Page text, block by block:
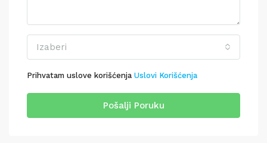
Izaberi
Prihvatam uslove korišćenja Uslovi Korišćenja
Pošalji Poruku